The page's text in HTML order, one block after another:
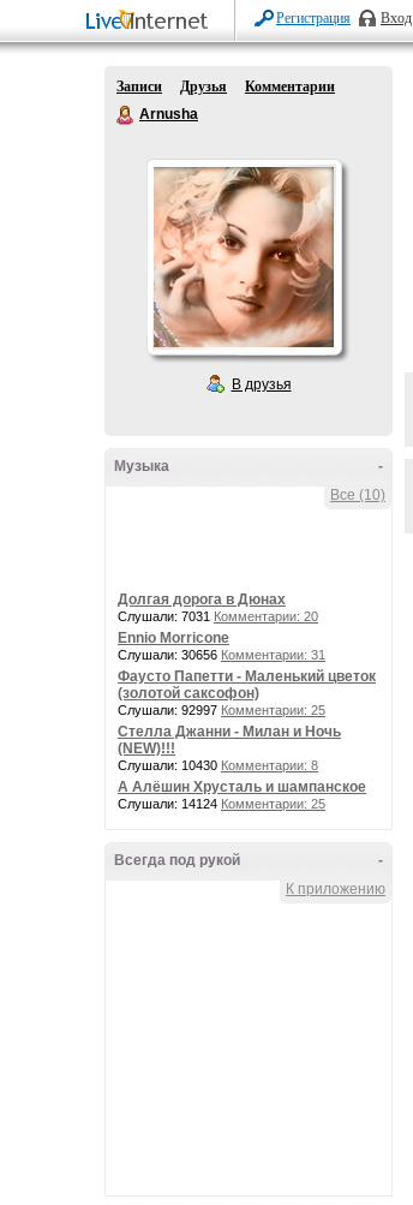
Регистрация Вход
Записи Друзья
Комментарии
Arnusha
В друзья
-
Музыка
Все (10)
Долгая дорога в Дюнах
Слушали: 7031 Комментарии: 20
Ennio Morricone
Слушали: 30656 Комментарии: 31
Фаусто Папетти - Маленький цветок
(золотой саксофон)
Слушали: 92997 Комментарии: 25
Стелла Джанни - Милан и Ночь
(NEW)!!!
Слушали: 10430 Комментарии: 8
А Алёшин Хрусталь и шампанское
Слушали: 14124 Комментарии: 25
-
Всегда под рукой
К приложению